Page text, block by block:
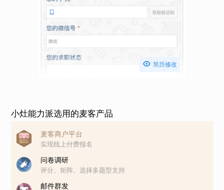
 简历修改
小灶能力派选用的麦客产品
麦客商户平台
实现线上付费报名
问卷调研
评分、矩阵、选择多题型支持
邮件群发